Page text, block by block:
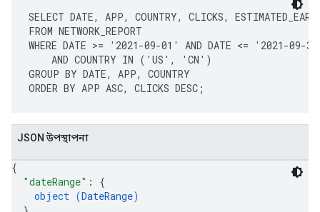
SELECT DATE, APP, COUNTRY, CLICKS,
FROM NETWORK_REPORT
WHERE DATE >= '2021-09-01' AND DATE <= '2021-09-
    AND COUNTRY IN ('US', 'CN')
GROUP BY DATE, APP, COUNTRY
JSON উপস্থাপনা
{
"dateRange" : {
object (DateRange)